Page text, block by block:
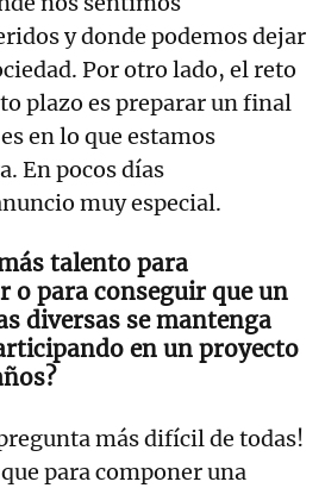
y donde podemos dejar
Por otro lado, el reto
plazo es preparar un final
en lo que estamos
En pocos días
muy especial.
talento para
o para conseguir que un
diversas se mantenga
en un proyecto
más difícil de todas!
para componer una